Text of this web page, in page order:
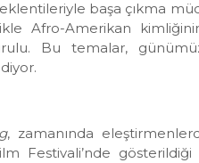
başa çıkma
Afro-Amerikan
Bu temalar,
, zamanında
Festivali’nde